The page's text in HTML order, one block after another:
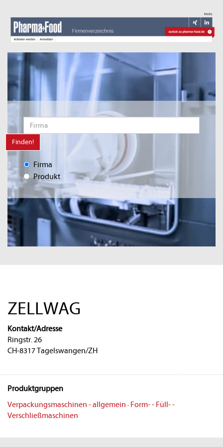
Finden!
Firma
Produkt
ZELLWAG
Kontakt/Adresse
Ringstr. 26
CH-8317 Tagelswangen/ZH
Produktgruppen
Verpackungsmaschinen - allgemein · Form- - Füll- -
Verschließmaschinen